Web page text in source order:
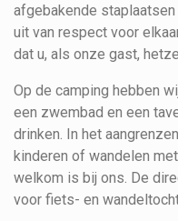
afgebakende staplaatsen
uit van respect voor
dat u, als onze gast,
Op de camping hebben
een zwembad en een
drinken. In het
kinderen of wandelen
welkom is bij ons. De
voor fiets- en